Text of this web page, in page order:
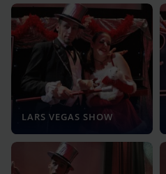
LARS VEGAS SHOW